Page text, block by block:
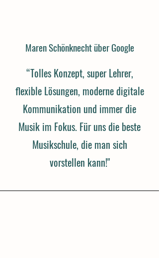
Maren Schönknecht über Google
“Tolles Konzept, super Lehrer,
flexible Lösungen, moderne digitale
Kommunikation und immer die
Musik im Fokus. Für uns die beste
Musikschule, die man sich
vorstellen kann!"